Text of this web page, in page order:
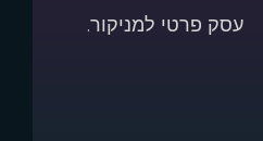
עסק פרטי למניקור.